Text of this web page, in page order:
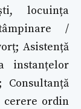
locuința
/
Asistență
instanțelor
Consultanță
cerere ordin